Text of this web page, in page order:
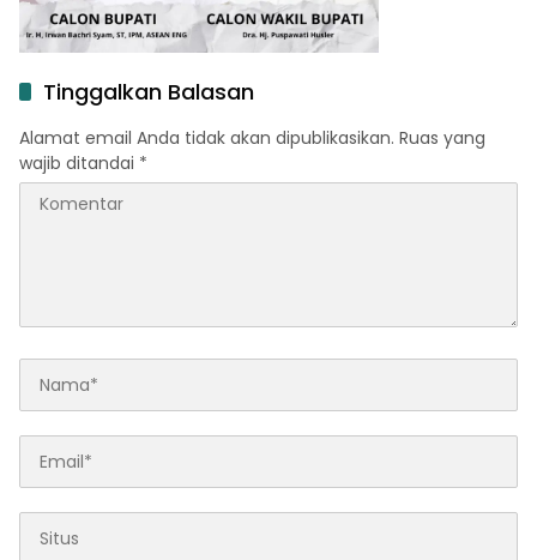
Tinggalkan Balasan
Alamat email Anda tidak akan dipublikasikan. Ruas yang
wajib ditandai *